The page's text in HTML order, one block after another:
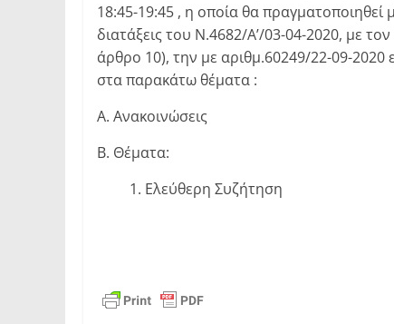
18:45-19:45 , η οποία θα
διατάξεις του Ν.4682/Α’/03-04-2020, με
άρθρο 10), την με αριθμ.60249/22-09-
στα παρακάτω θέματα :
Α. Ανακοινώσεις
Β. Θέματα:
1. Ελεύθερη Συζήτηση